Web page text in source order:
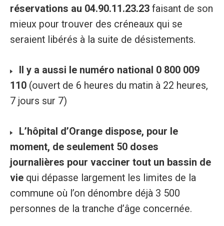
réservations au 04.90.11.23.23faisant de son
mieux pour trouver des créneaux qui se
seraient libérés à la suite de désistements.
Il y a aussi le numéro national 0 800 009
110(ouvert de 6 heures du matin à 22 heures,
7 jours sur 7)
L’hôpital d’Orange dispose, pour le
moment, de seulement 50 doses
journalières pour vacciner tout un bassin de
viequi dépasse largement les limites de la
commune où l’on dénombre déjà 3 500
personnes de la tranche d’âge concernée.